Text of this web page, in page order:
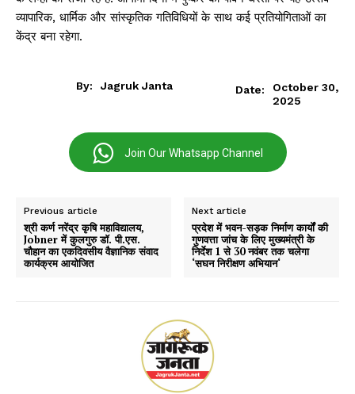
व्यापारिक, धार्मिक और सांस्कृतिक गतिविधियों के साथ कई प्रतियोगिताओं का
केंद्र बना रहेगा.
By: Jagruk Janta Date:
October 30,
2025
Join Our Whatsapp Channel
Previous article
श्री कर्ण नरेंद्र कृषि महाविद्यालय,
Jobner में कुलगुरु डॉ. पी.एस.
चौहान का एकदिवसीय वैज्ञानिक संवाद
कार्यक्रम आयोजित
Next article
प्रदेश में भवन-सड़क निर्माण कार्यों की
गुणवत्ता जांच के लिए मुख्यमंत्री के
निर्देश 1 से 30 नवंबर तक चलेगा
‘सघन निरीक्षण अभियान‘